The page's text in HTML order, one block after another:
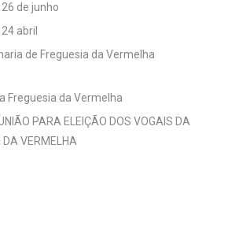
de junho
abril
de Freguesia da Vermelha
Freguesia da Vermelha
PARA ELEIÇÃO DOS VOGAIS DA
DA VERMELHA